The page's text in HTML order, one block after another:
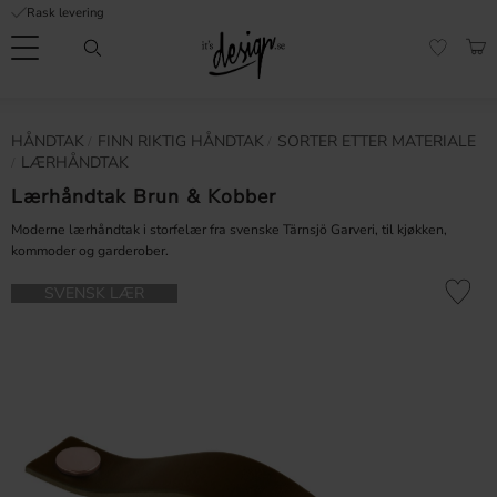
Meny
Rask levering
HÅNDTAK FINN RIKTIG HÅNDTAK
SORTER ETTER MATERIALE
LÆRHÅNDTAK
Lærhåndtak Brun & Kobber
Moderne lærhåndtak i storfelær fra svenske Tärnsjö Garveri, til kjøkken,
kommoder og garderober.
SVENSK LÆR Lagre
Inspirasjon og tips
mine |